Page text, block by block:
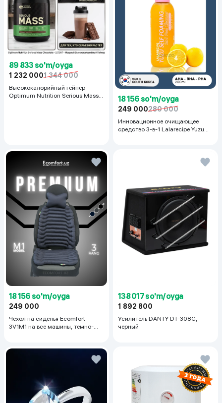
89 833 so'm/oyga
1 232 0001 344 000
Высококалорийный гейнер
Optimum Nutrition Serious Mass,
18 156 so'm/oyga
249 000280 000
Инновационное очищающее
средство 3-в-1 Lalarecipe Yuzu
18 156 so'm/oyga
249 000
Чехол на сиденья Ecomfort
3V1M1 на все машины, темно-
138 017 so'm/oyga
1 892 800
Усилитель DANTY DT-308C,
черный